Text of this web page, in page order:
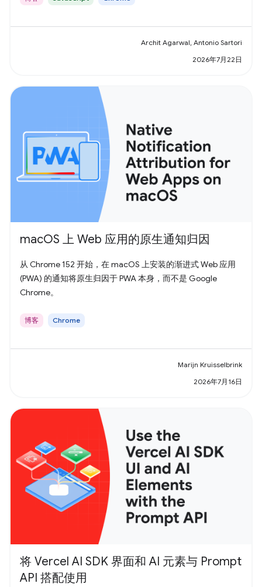
Archit Agarwal, Antonio Sartori
2026年7月22日
macOS 上 Web 应用的原生通知归因
从 Chrome 152 开始，在 macOS 上安装的渐进式 Web 应用
(PWA) 的通知将原生归因于 PWA 本身，而不是 Google
Chrome。
博客 Chrome
Marijn Kruisselbrink
2026年7月16日
将 Vercel AI SDK 界面和 AI 元素与 Prompt
API 搭配使用